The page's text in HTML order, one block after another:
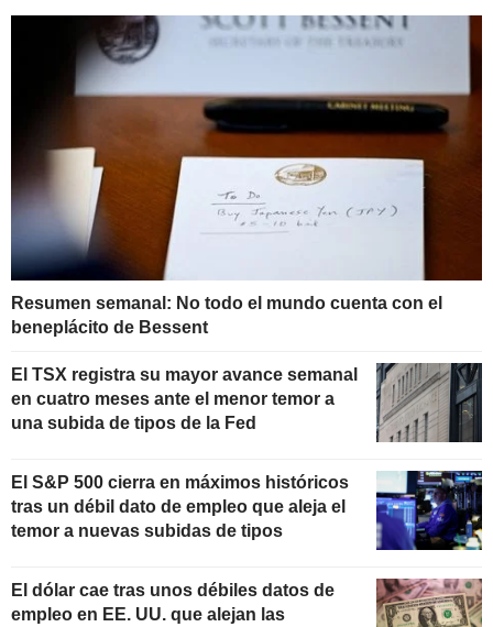
Resumen semanal: No todo el mundo cuenta con el
beneplácito de Bessent
El TSX registra su mayor avance semanal
en cuatro meses ante el menor temor a
una subida de tipos de la Fed
El S&P 500 cierra en máximos históricos
tras un débil dato de empleo que aleja el
temor a nuevas subidas de tipos
El dólar cae tras unos débiles datos de
empleo en EE. UU. que alejan las